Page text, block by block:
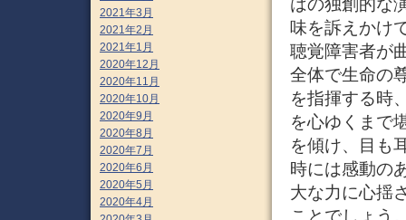
味を訴えかけ
聴覚障害者が
全体で生命の
を指揮する時
を心ゆくまで
を傾け、目も
時には感動の
大な力に心揺
ことでしょう
2021年3月
2021年2月
2021年1月
2020年12月
2020年11月
2020年10月
2020年9月
2020年8月
2020年7月
2020年6月
2020年5月
2020年4月